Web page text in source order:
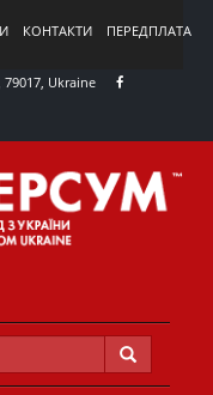
КОНТАКТИ ПЕРЕДПЛАТА
Ukraine